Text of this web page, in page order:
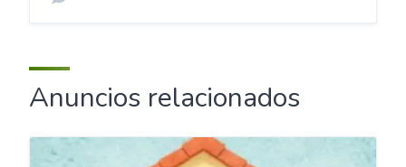
Anuncios relacionados